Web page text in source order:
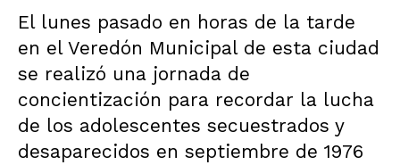
El lunes pasado en horas de la tarde
en el Veredón Municipal de esta ciudad
se realizó una jornada de
concientización para recordar la lucha
de los adolescentes secuestrados y
desaparecidos en septiembre de 1976